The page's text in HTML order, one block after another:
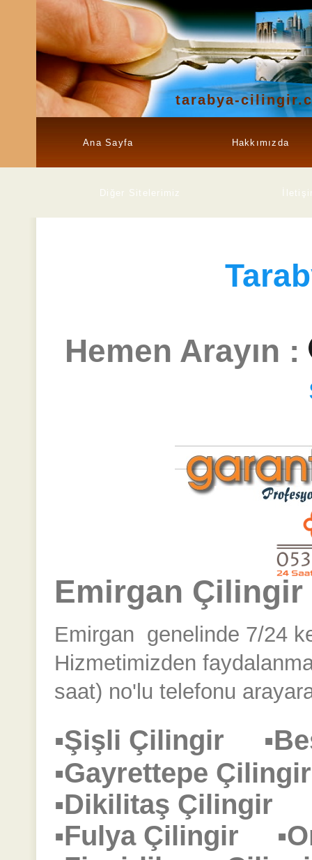
tarabya-
Ana Sayfa Hakkımızda
Diğer Sitelerimiz
Hemen Arayın :
Emirgan Çilingir
Emirgan genelinde 7/24
Hizmetimizden
saat) no'lu telefonu
▪Şişli Çilingir
▪Gayrettepe
▪Dikilitaş Çilingir
▪Fulya Çilingir